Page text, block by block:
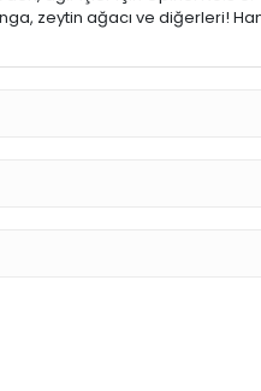
zeytin ağacı ve diğerleri!